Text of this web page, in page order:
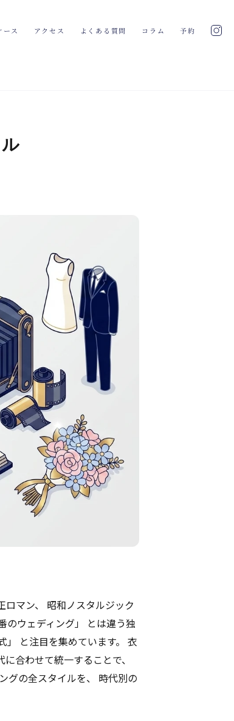
ース アクセス よくある質問 コラム 予約
ロマン、 昭和ノスタルジック
のウェディング」 とは違う独
」 と注目を集めています。 衣
合わせて統一することで、
グの全スタイルを、 時代別の